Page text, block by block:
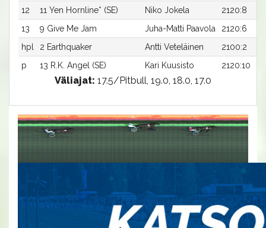
12
11 Yen Hornline* (SE) Niko Jokela
2120:8
13
9 Give Me Jam Juha-Matti Paavola
2120:6
hpl
2 Earthquaker Antti Veteläinen
2100:2
p
13 R.K. Angel (SE) Kari Kuusisto 2120:10
Väliajat: 17.5/Pitbull, 19.0, 18.0, 17.0